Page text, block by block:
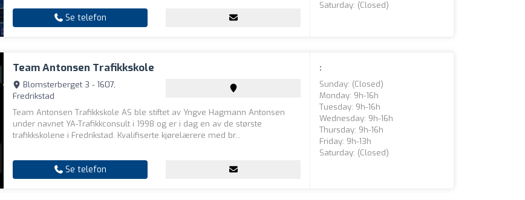
Se telefon
Saturday: (closed)
Team Antonsen Trafikkskole
Blomsterberget 3 - 1607,
Fredrikstad
Team Antonsen Trafikkskole AS ble stiftet av Yngve Hagmann Antonsen
under navnet YA-Trafikkconsult i 1998 og er i dag en av de største
trafikkskolene i Fredrikstad. Kvalifiserte kjørelærere med br...
Se telefon
:
Sunday: (closed)
Monday: 9h-16h
Tuesday: 9h-16h
Wednesday: 9h-16h
Thursday: 9h-16h
Friday: 9h-13h
Saturday: (closed)